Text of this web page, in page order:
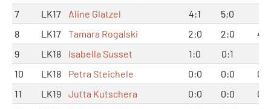
7
LK17 Aline Glatzel 4:1 5:0
8
LK17 Tamara Rogalski 2:0 2:0
4:0
9
LK18 Isabella Susset 1:0 0:1
10
LK18 Petra Steichele 0:0 0:0
0:0
11
LK19 Jutta Kutschera 0:0 0:0
0:0